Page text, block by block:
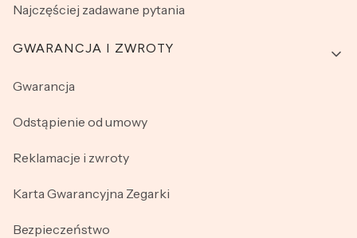
Najczęściej zadawane pytania
GWARANCJA I ZWROTY
Gwarancja
Odstąpienie od umowy
Reklamacje i zwroty
Karta Gwarancyjna Zegarki
Bezpieczeństwo